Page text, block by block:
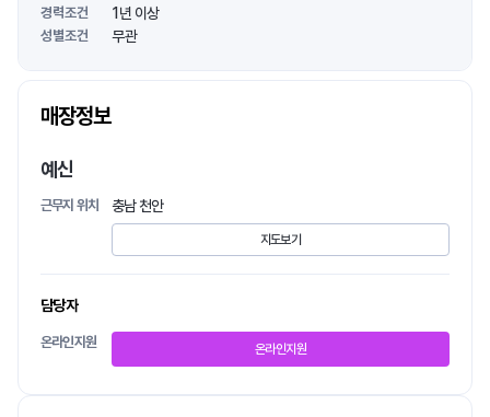
경력조건 1년 이상
성별조건 무관
매장정보
예신
근무지 위치 충남 천안
지도보기
담당자
온라인지원 온라인지원